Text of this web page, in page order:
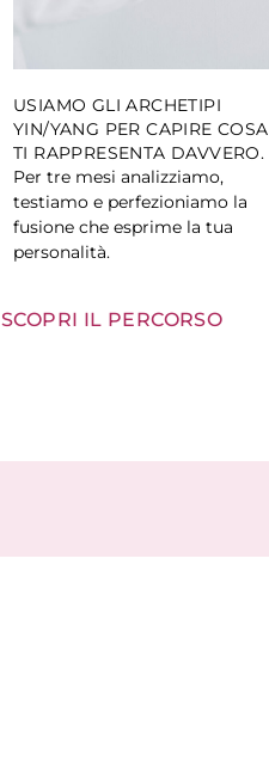
USIAMO GLI ARCHETIPI
YIN/YANG PER CAPIRE COSA
TI RAPPRESENTA DAVVERO.
Per tre mesi analizziamo,
testiamo e perfezioniamo la
fusione che esprime la tua
personalità.
SCOPRI IL PERCORSO